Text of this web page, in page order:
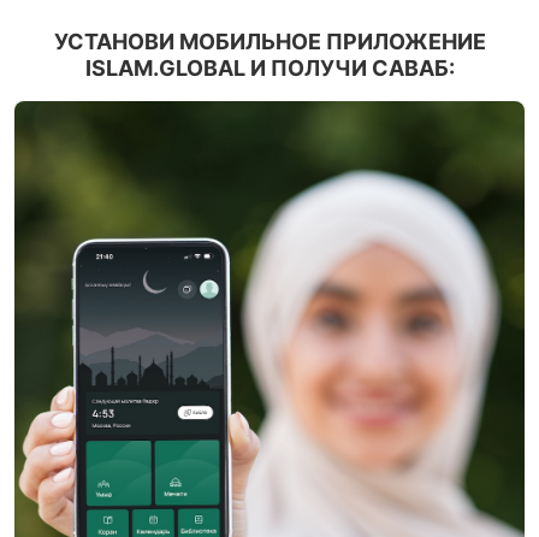
УСТАНОВИ МОБИЛЬНОЕ ПРИЛОЖЕНИЕ
ISLAM.GLOBAL И ПОЛУЧИ САВАБ: